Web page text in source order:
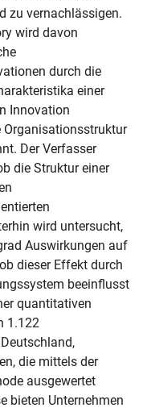
zu vernachlässigen.
wird davon
durch die
einer
Innovation
Organisationsstruktur
Der Verfasser
die Struktur einer
wird untersucht,
Auswirkungen auf
dieser Effekt durch
beeinflusst
quantitativen
1.122
die mittels der
ausgewertet
bieten Unternehmen